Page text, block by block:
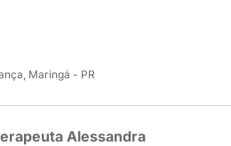
Maringá - PR
Alessandra